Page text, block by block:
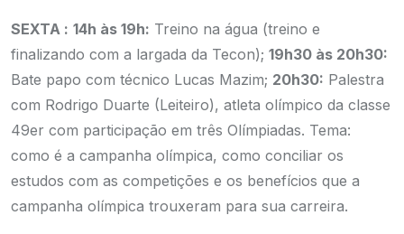
SEXTA : 14h às 19h: Treino na água (treino e
finalizando com a largada da Tecon); 19h30 às 20h30:
Bate papo com técnico Lucas Mazim; 20h30: Palestra
com Rodrigo Duarte (Leiteiro), atleta olímpico da classe
49er com participação em três Olímpiadas. Tema:
como é a campanha olímpica, como conciliar os
estudos com as competições e os benefícios que a
campanha olímpica trouxeram para sua carreira.